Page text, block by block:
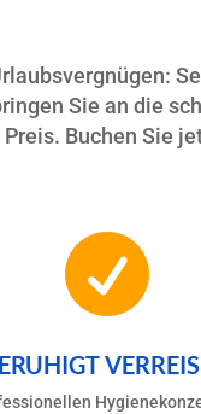
Sie an die
Buchen Sie
